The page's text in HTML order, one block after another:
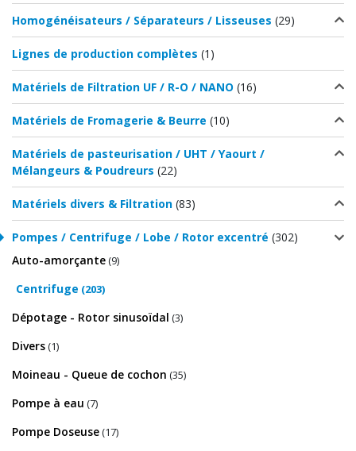
Homogénéisateurs / Séparateurs / Lisseuses (29)
Lignes de production complètes (1)
Matériels de Filtration UF / R-O / NANO (16)
Matériels de Fromagerie & Beurre (10)
Matériels de pasteurisation / UHT / Yaourt /
Mélangeurs & Poudreurs (22)
Matériels divers & Filtration (83)
Pompes / Centrifuge / Lobe / Rotor excentré (302)
Auto-amorçante(9)
Centrifuge (203)
Dépotage - Rotor sinusoïdal (3)
Divers(1)
Moineau - Queue de cochon (35)
Pompe à eau (7)
Pompe Doseuse(17)